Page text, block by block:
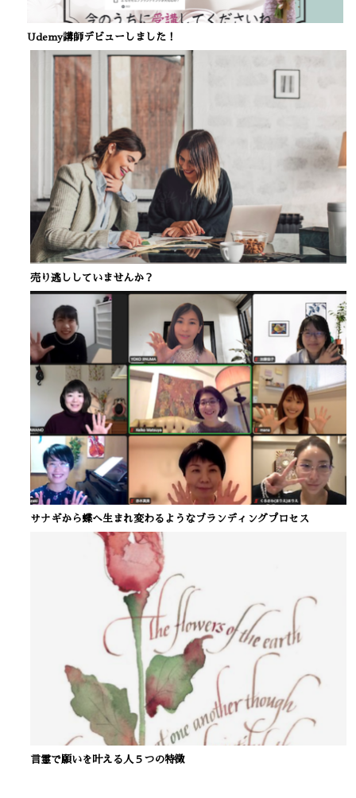
Udemy講師デビューしました！
売り逃ししていませんか？
サナギから蝶へ生まれ変わるようなブランディングプロセス
言霊で願いを叶える人５つの特徴